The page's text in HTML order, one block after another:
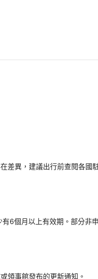
差異，建議出行前查閱各國
6個月以上有效期。部分非
領事館發布的更新通知。